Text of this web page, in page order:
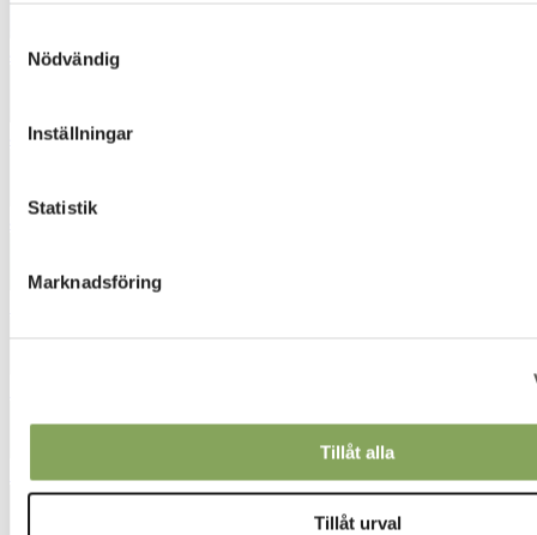
Nödvändig
Inställningar
Statistik
Marknadsföring
Tillåt alla
Tillåt urval
4442
4451
4612